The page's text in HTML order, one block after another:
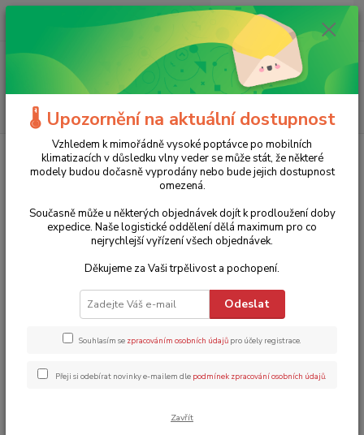
(Po-Ne, 8-20 hod.)
ks
0 Kč
Kategorie blogu
Štítky blogu
Pokosová pila Na kov s355cps
odvlhčovač
eco topidlo naftové výkon plynové
Blog
Blog
🌡️ Upozornění na aktuální dostupnost
Vzhledem k mimořádně vysoké poptávce po mobilních
klimatizacích v důsledku vlny veder se může stát, že některé
modely budou dočasně vyprodány nebo bude jejich dostupnost
omezená.
Současně může u některých objednávek dojít k prodloužení doby
expedice. Naše logistické oddělení dělá maximum pro co
nejrychlejší vyřízení všech objednávek.
Děkujeme za Vaši trpělivost a pochopení.
Odeslat
Souhlasím se zpracováním osobních údajů pro účely registrace.
Přeji si odebírat novinky e-mailem dle podmínek zpracování osobních údajů
Zavřít